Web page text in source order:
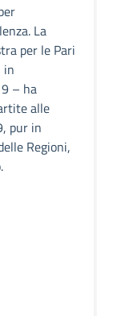
La
per le Pari
in
– ha
alle
pur in
Regioni,